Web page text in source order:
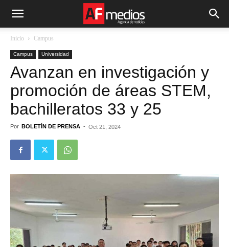
Inicio Campus
Campus Universidad
Avanzan en investigación y
promoción de áreas STEM,
bachilleratos 33 y 25
Por BOLETÍN DE PRENSA - Oct 21, 2024